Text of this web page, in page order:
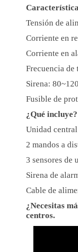
Tensión de
Corriente en
Corriente en
Frecuencia
Sirena:
Fusible de
¿Qué
Unidad
2 mandos a
3 sensores de
Sirena de
Cable de
¿Necesitas
centros.